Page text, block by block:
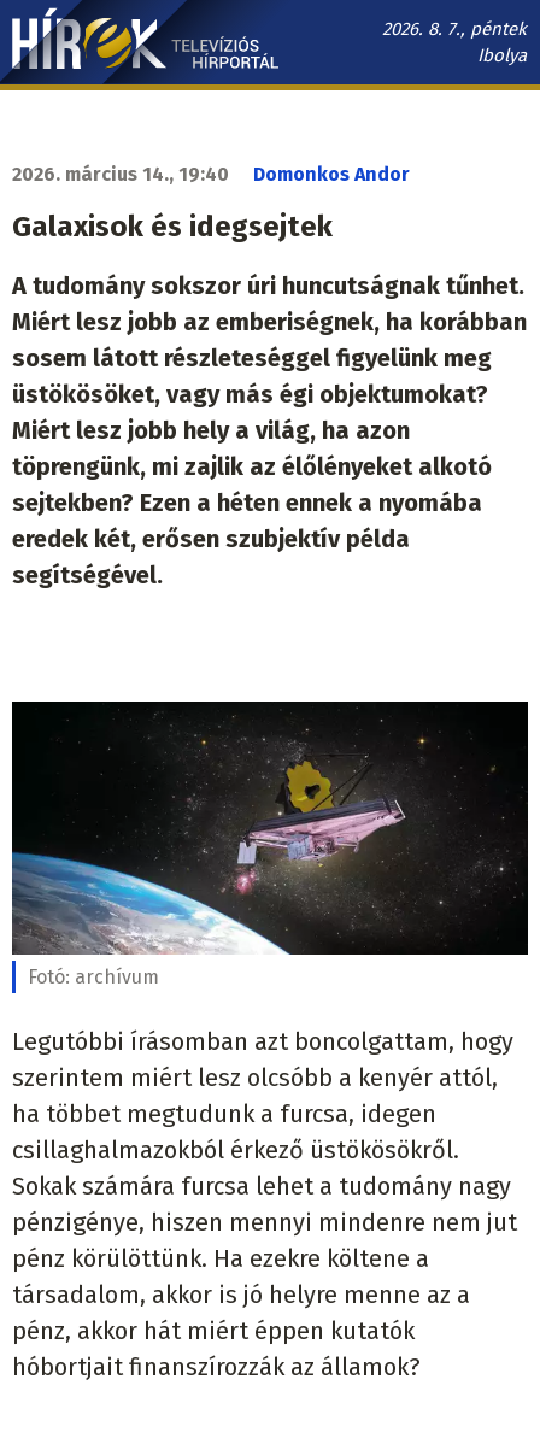
Ugrás
tartalomra
2026. 8. 7., péntek
Ibolya
Hírek.sk
navigáció
2026. március 14., 19:40 Domonkos Andor
Galaxisok és idegsejtek
A tudomány sokszor úri huncutságnak tűnhet.
Miért lesz jobb az emberiségnek, ha korábban
sosem látott részleteséggel figyelünk meg
üstökösöket, vagy más égi objektumokat?
Miért lesz jobb hely a világ, ha azon
töprengünk, mi zajlik az élőlényeket alkotó
sejtekben? Ezen a héten ennek a nyomába
eredek két, erősen szubjektív példa
segítségével.
Fotó: archívum
Legutóbbi írásomban azt boncolgattam, hogy
szerintem miért lesz olcsóbb a kenyér attól,
ha többet megtudunk a furcsa, idegen
csillaghalmazokból érkező üstökösökről.
Sokak számára furcsa lehet a tudomány nagy
pénzigénye, hiszen mennyi mindenre nem jut
pénz körülöttünk. Ha ezekre költene a
társadalom, akkor is jó helyre menne az a
pénz, akkor hát miért éppen kutatók
hóbortjait finanszírozzák az államok?